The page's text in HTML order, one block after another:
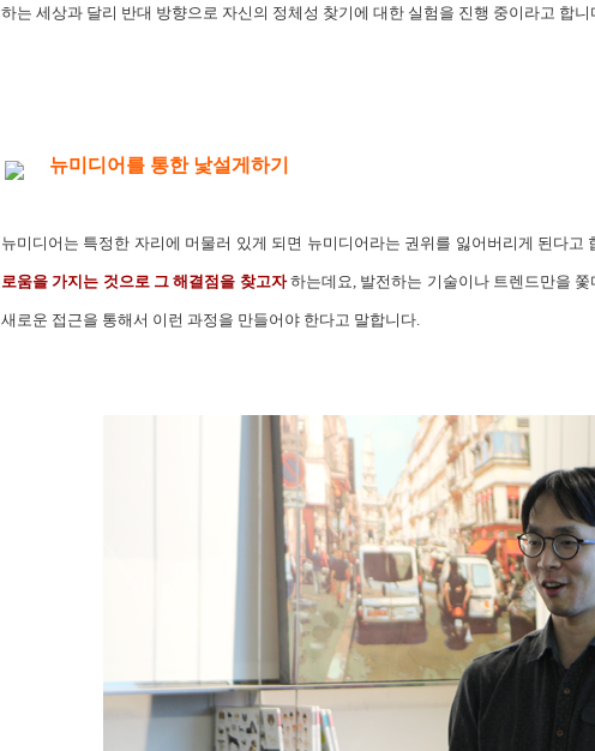
하는 세상과 달리 반대 방향으로 자신의 정체성 찾기에 대한 실험을 진행 중이라고 합니
뉴미디어를 통한 낯설게하기
뉴미디어는 특정한 자리에 머물러 있게 되면 뉴미디어라는 권위를 잃어버리게 된다고
로움을 가지는 것으로 그 해결점을 찾고자하는데요, 발전하는 기술이나 트렌드만을
새로운 접근을 통해서 이런 과정을 만들어야 한다고 말합니다.